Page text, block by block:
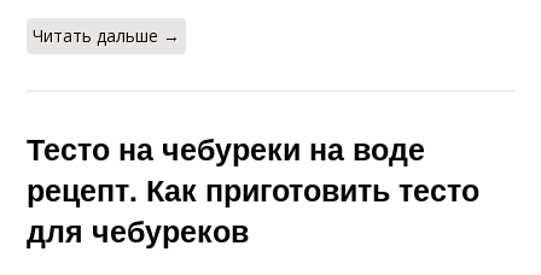
Читать дальше →
Тесто на чебуреки на воде
рецепт. Как приготовить тесто
для чебуреков